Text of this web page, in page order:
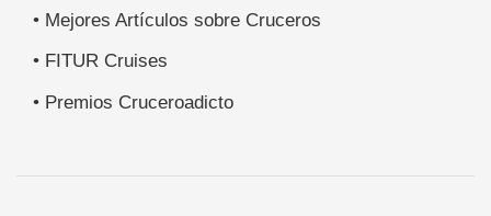
• Mejores Artículos sobre Cruceros
• FITUR Cruises
• Premios Cruceroadicto